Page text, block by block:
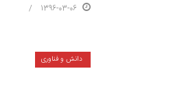
1396-03-06
دانش و فناوری